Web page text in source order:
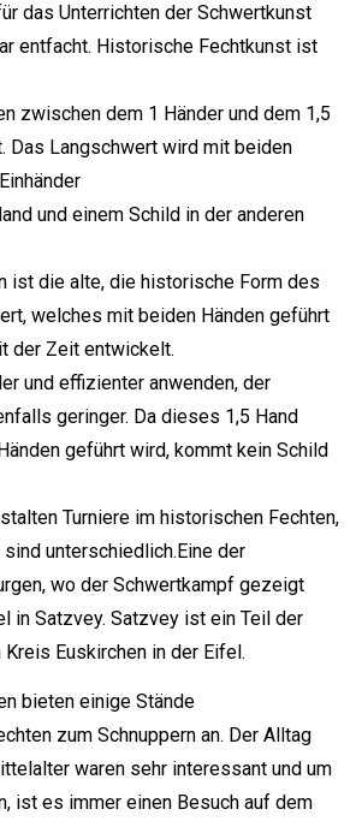
das Unterrichten der Schwertkunst
entfacht. Historische Fechtkunst ist
zwischen dem 1 Händer und dem 1,5
Das Langschwert wird mit beiden
und einem Schild in der anderen
ist die alte, die historische Form des
welches mit beiden Händen geführt
der Zeit entwickelt.
und effizienter anwenden, der
geringer. Da dieses 1,5 Hand
geführt wird, kommt kein Schild
Turniere im historischen Fechten,
unterschiedlich.Eine der
wo der Schwertkampf gezeigt
in Satzvey. Satzvey ist ein Teil der
Euskirchen in der Eifel.
bieten einige Stände
zum Schnuppern an. Der Alltag
waren sehr interessant und um
ist es immer einen Besuch auf dem